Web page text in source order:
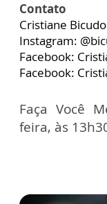
Contato
Cristiane
Instagram:
Facebook:
Facebook:
Faça Você
feira, às